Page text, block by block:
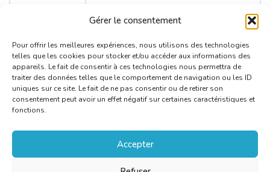
Gérer le consentement
Pour offrir les meilleures expériences, nous utilisons des technologies
telles que les cookies pour stocker et/ou accéder aux informations des
appareils. Le fait de consentir à ces technologies nous permettra de
traiter des données telles que le comportement de navigation ou les ID
uniques sur ce site. Le fait de ne pas consentir ou de retirer son
consentement peut avoir un effet négatif sur certaines caractéristiques et
fonctions.
Accepter
English /Italian